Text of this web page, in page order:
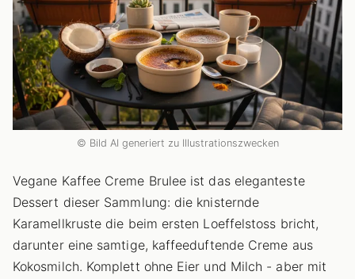
© Bild AI generiert zu Illustrationszwecken
Vegane Kaffee Creme Brulee ist das eleganteste
Dessert dieser Sammlung: die knisternde
Karamellkruste die beim ersten Loeffelstoss bricht,
darunter eine samtige, kaffeeduftende Creme aus
Kokosmilch. Komplett ohne Eier und Milch - aber mit